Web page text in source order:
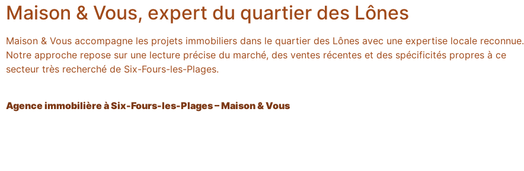
Maison & Vous, expert du quartier des Lônes
Maison & Vous accompagne les projets immobiliers dans le quartier des Lônes avec une expertise locale reconnue.
Notre approche repose sur une lecture précise du marché, des ventes récentes et des spécificités propres à ce
secteur très recherché de Six-Fours-les-Plages.
Agence immobilière à Six-Fours-les-Plages – Maison & Vous